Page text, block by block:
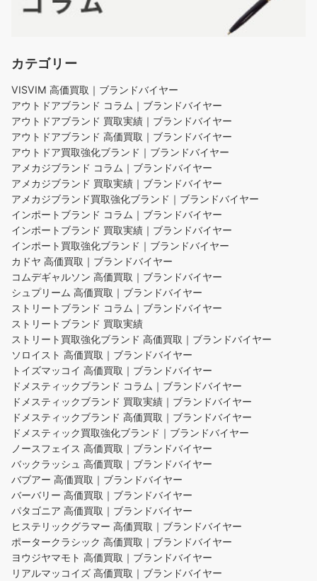
カテゴリー
VISVIM 高価買取｜ブランドバイヤー
アウトドアブランド コラム｜ブランドバイヤー
アウトドアブランド 買取実績｜ブランドバイヤー
アウトドアブランド 高価買取｜ブランドバイヤー
アウトドア買取強化ブランド｜ブランドバイヤー
アメカジブランド コラム｜ブランドバイヤー
アメカジブランド 買取実績｜ブランドバイヤー
アメカジブランド買取強化ブランド｜ブランドバイヤー
インポートブランド コラム｜ブランドバイヤー
インポートブランド 買取実績｜ブランドバイヤー
インポート買取強化ブランド｜ブランドバイヤー
カドヤ 高価買取｜ブランドバイヤー
コムデギャルソン 高価買取｜ブランドバイヤー
シュプリーム 高価買取｜ブランドバイヤー
ストリートブランド コラム｜ブランドバイヤー
ストリートブランド 買取実績
ストリート買取強化ブランド 高価買取｜ブランドバイヤー
ソロイスト 高価買取｜ブランドバイヤー
トイズマッコイ 高価買取｜ブランドバイヤー
ドメスティックブランド コラム｜ブランドバイヤー
ドメスティックブランド 買取実績｜ブランドバイヤー
ドメスティックブランド 高価買取｜ブランドバイヤー
ドメスティック買取強化ブランド｜ブランドバイヤー
ノースフェイス 高価買取｜ブランドバイヤー
バックラッシュ 高価買取｜ブランドバイヤー
バブアー 高価買取｜ブランドバイヤー
バーバリー 高価買取｜ブランドバイヤー
パタゴニア 高価買取｜ブランドバイヤー
ヒステリックグラマー 高価買取｜ブランドバイヤー
ポータークラシック 高価買取｜ブランドバイヤー
ヨウジヤマモト 高価買取｜ブランドバイヤー
リアルマッコイズ 高価買取｜ブランドバイヤー